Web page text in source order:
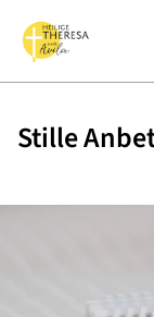
Stille